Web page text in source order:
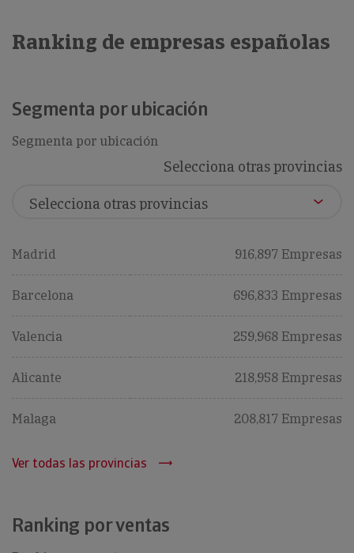
Ranking de empresas españolas
Segmenta por ubicación
Segmenta por ubicación
Selecciona otras provincias
Madrid 916,897 Empresas
Barcelona 696,833 Empresas
Valencia 259,968 Empresas
Alicante 218,958 Empresas
Malaga 208,817 Empresas
Ver todas las provincias
Ranking por ventas